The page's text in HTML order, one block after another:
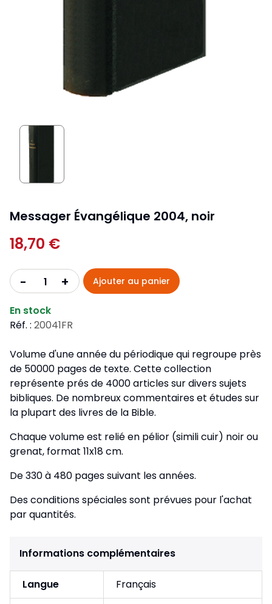
Messager Évangélique 2004, noir
18,70 €
- + Ajouter au panier
En stock
Réf. : 20041FR
Volume d'une année du périodique qui regroupe près
de 50000 pages de texte. Cette collection
représente prés de 4000 articles sur divers sujets
bibliques. De nombreux commentaires et études sur
la plupart des livres de la Bible.
Chaque volume est relié en pélior (simili cuir) noir ou
grenat, format 11x18 cm.
De 330 à 480 pages suivant les années.
Des conditions spéciales sont prévues pour l'achat
par quantités.
Informations complémentaires
Langue
Français